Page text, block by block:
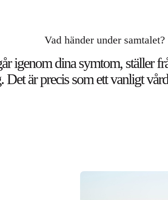
Vad händer under samtalet?
igenom dina symtom, ställer
Det är precis som ett vanligt